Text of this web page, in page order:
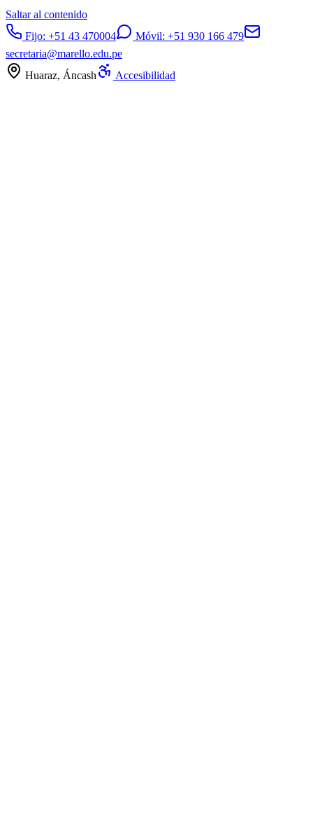
Saltar al contenido
Fijo: +51 43 470004 Móvil: +51 930 166 479
secretaria@marello.edu.pe
Huaraz, Áncash
Accesibilidad